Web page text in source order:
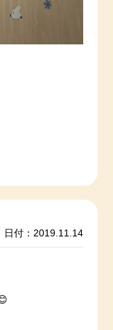
日付：2019.11.14